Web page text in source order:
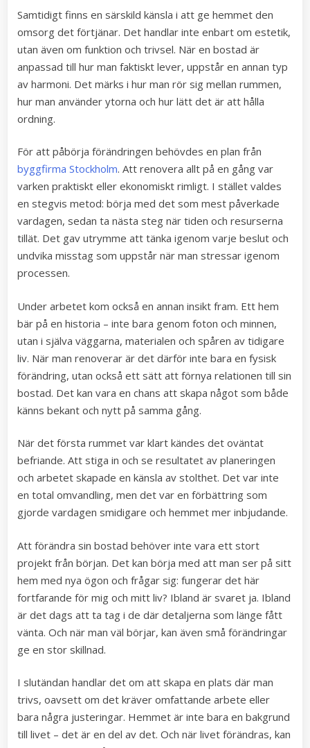
Samtidigt finns en särskild känsla i att ge hemmet den
omsorg det förtjänar. Det handlar inte enbart om estetik,
utan även om funktion och trivsel. När en bostad är
anpassad till hur man faktiskt lever, uppstår en annan typ
av harmoni. Det märks i hur man rör sig mellan rummen,
hur man använder ytorna och hur lätt det är att hålla
ordning.
För att påbörja förändringen behövdes en plan från
byggfirma Stockholm. Att renovera allt på en gång var
varken praktiskt eller ekonomiskt rimligt. I stället valdes
en stegvis metod: börja med det som mest påverkade
vardagen, sedan ta nästa steg när tiden och resurserna
tillät. Det gav utrymme att tänka igenom varje beslut och
undvika misstag som uppstår när man stressar igenom
processen.
Under arbetet kom också en annan insikt fram. Ett hem
bär på en historia – inte bara genom foton och minnen,
utan i själva väggarna, materialen och spåren av tidigare
liv. När man renoverar är det därför inte bara en fysisk
förändring, utan också ett sätt att förnya relationen till sin
bostad. Det kan vara en chans att skapa något som både
känns bekant och nytt på samma gång.
När det första rummet var klart kändes det oväntat
befriande. Att stiga in och se resultatet av planeringen
och arbetet skapade en känsla av stolthet. Det var inte
en total omvandling, men det var en förbättring som
gjorde vardagen smidigare och hemmet mer inbjudande.
Att förändra sin bostad behöver inte vara ett stort
projekt från början. Det kan börja med att man ser på sitt
hem med nya ögon och frågar sig: fungerar det här
fortfarande för mig och mitt liv? Ibland är svaret ja. Ibland
är det dags att ta tag i de där detaljerna som länge fått
vänta. Och när man väl börjar, kan även små förändringar
ge en stor skillnad.
I slutändan handlar det om att skapa en plats där man
trivs, oavsett om det kräver omfattande arbete eller
bara några justeringar. Hemmet är inte bara en bakgrund
till livet – det är en del av det. Och när livet förändras, kan